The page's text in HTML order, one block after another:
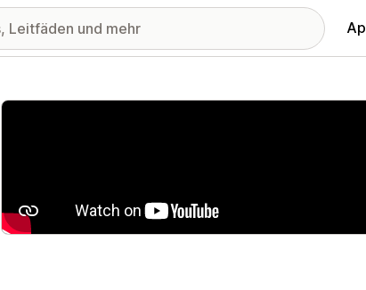
Vorgestellte Bildergalerie